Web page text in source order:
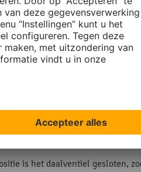
is het daalventiel gesloten,